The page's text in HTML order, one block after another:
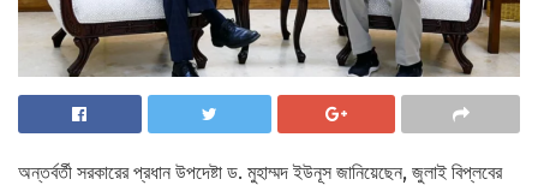
অন্তর্বর্তী সরকারের প্রধান উপদেষ্টা ড. মুহাম্মদ ইউনূস জানিয়েছেন, জুলাই বিপ্লবের